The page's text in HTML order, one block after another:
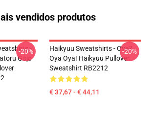
vendidos produtos
-
Gojo
-20%
Haikyuu Sweatshirts - Oya?
Oya Oya! Haikyuu Pullover
Sweatshirt RB2212
€ 37,67 - € 44,11
-20%